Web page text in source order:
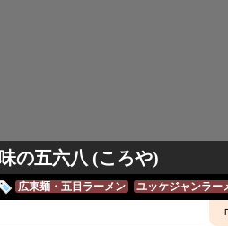
味の五六八 (ころや)
広東麺・五目ラーメン ユッケジャンラー